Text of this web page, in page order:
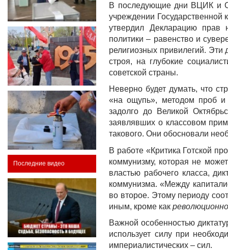
Последние видео
В последующие дни ВЦИК и
учреждении
утвердил Декларацию прав
политики – равенство и
религиозных привилегий. Эти
строя, на глубокие
советской страны.
Неверно будет думать, что
«на ощупь», методом проб и
задолго до Великой
заявлявших о классовом
такового. Они обосновали
В работе «Критика Готской
коммунизму, которая не
властью рабочего класса,
коммунизма. «Между
во второе. Этому периоду
иным, кроме как
Важной особенностью
использует силу при
империалистических – сил.